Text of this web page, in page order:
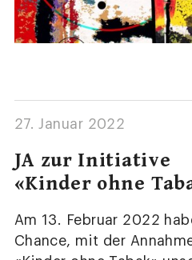
27. Januar 2022
JA zur Initiative
«Kinder ohne
Am 13. Februar 2022
Chance, mit der